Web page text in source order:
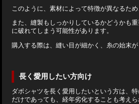
このように、素材によって特徴が異なるた
また、縫製もしっかりしているかどうかも
に破れてしまう可能性があります。
購入する際は、縫い目が細かく、糸の始末
長く愛用したい方向け
ダボシャツを長く愛用したいという方は、
だけであっても、経年劣化することも考え